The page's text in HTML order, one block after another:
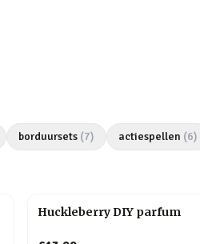
borduursets (7) actiespellen (6)
Huckleberry DIY parfum